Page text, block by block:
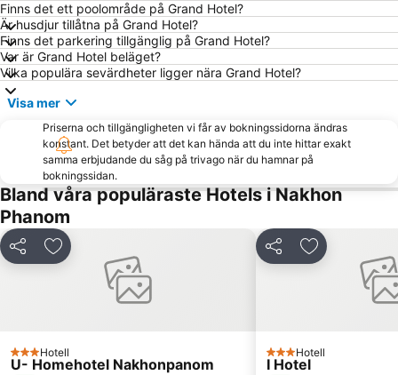
Finns det ett poolområde på Grand Hotel?
Är husdjur tillåtna på Grand Hotel?
Finns det parkering tillgänglig på Grand Hotel?
Var är Grand Hotel beläget?
Vilka populära sevärdheter ligger nära Grand Hotel?
Visa mer
Priserna och tillgängligheten vi får av bokningssidorna ändras
konstant. Det betyder att det kan hända att du inte hittar exakt
samma erbjudande du såg på trivago när du hamnar på
bokningssidan.
Bland våra populäraste Hotels i Nakhon
Phanom
Dela Lägg till i Mina Favoriter
3 Stjärnor
Hotell
U- Homehotel Nakhonpanom
Dela Lägg till i
3 Stjärnor
Hotell
I Hotel